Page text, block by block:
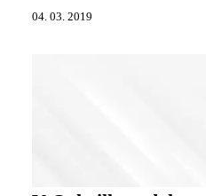
04. 03. 2019